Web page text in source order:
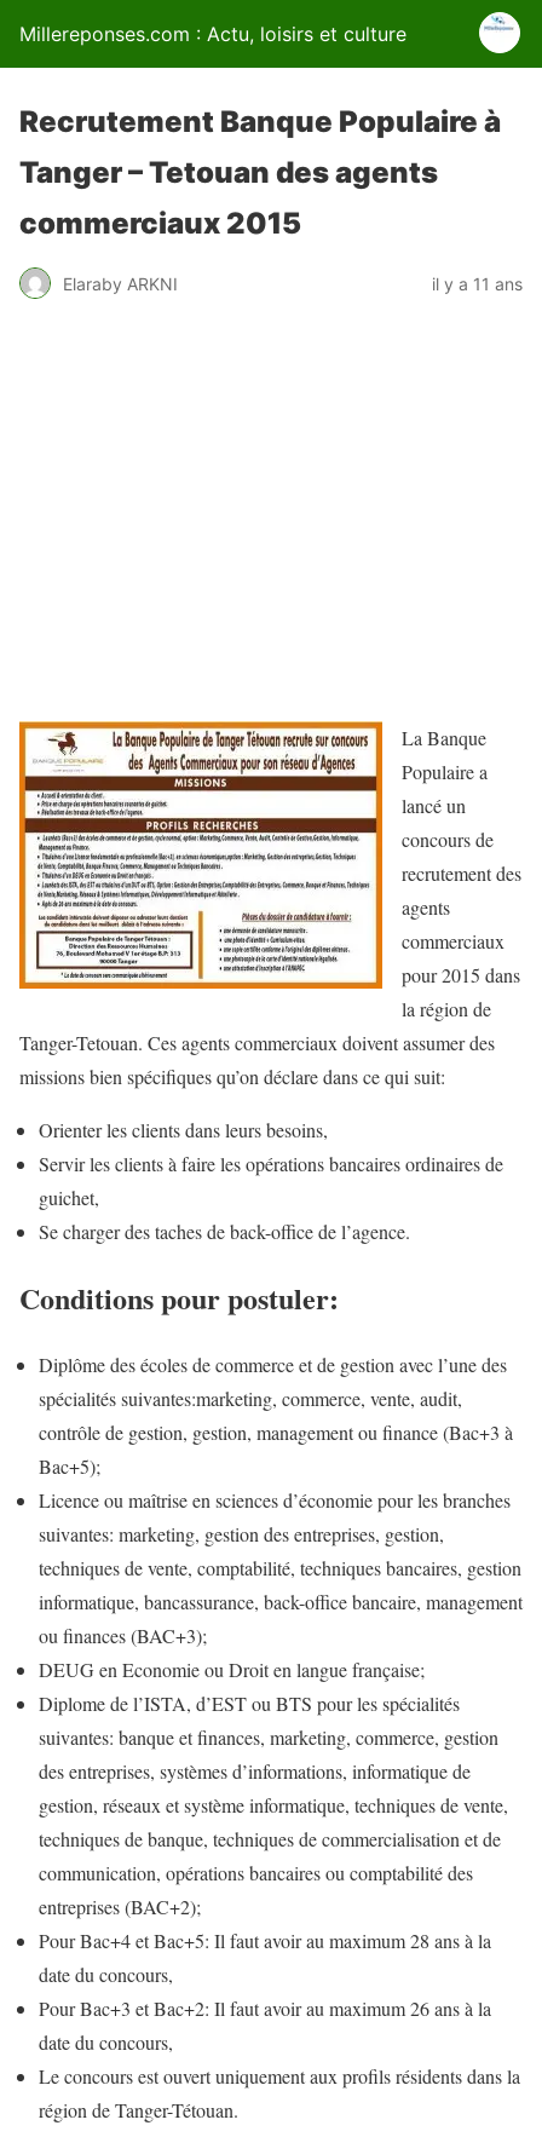
Millereponses.com : Actu, loisirs et culture
Recrutement Banque Populaire à
Tanger – Tetouan des agents
commerciaux 2015
Elaraby ARKNI il y a 11 ans
La Banque
Populaire a
lancé un
concours de
recrutement des
agents
commerciaux
pour 2015 dans
la région de
Tanger-Tetouan. Ces agents commerciaux doivent assumer des
missions bien spécifiques qu’on déclare dans ce qui suit:
Orienter les clients dans leurs besoins,
Servir les clients à faire les opérations bancaires ordinaires de
guichet,
Se charger des taches de back-office de l’agence.
Conditions pour postuler:
Diplôme des écoles de commerce et de gestion avec l’une des
spécialités suivantes:marketing, commerce, vente, audit,
contrôle de gestion, gestion, management ou finance (Bac+3 à
Bac+5);
Licence ou maîtrise en sciences d’économie pour les branches
suivantes: marketing, gestion des entreprises, gestion,
techniques de vente, comptabilité, techniques bancaires, gestion
informatique, bancassurance, back-office bancaire, management
ou finances (BAC+3);
DEUG en Economie ou Droit en langue française;
Diplome de l’ISTA, d’EST ou BTS pour les spécialités
suivantes: banque et finances, marketing, commerce, gestion
des entreprises, systèmes d’informations, informatique de
gestion, réseaux et système informatique, techniques de vente,
techniques de banque, techniques de commercialisation et de
communication, opérations bancaires ou comptabilité des
entreprises (BAC+2);
Pour Bac+4 et Bac+5: Il faut avoir au maximum 28 ans à la
date du concours,
Pour Bac+3 et Bac+2: Il faut avoir au maximum 26 ans à la
date du concours,
Le concours est ouvert uniquement aux profils résidents dans la
région de Tanger-Tétouan.